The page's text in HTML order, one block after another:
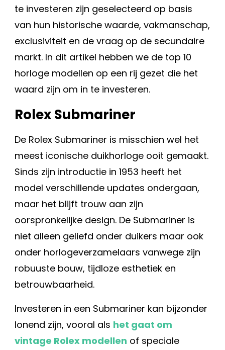
te investeren zijn geselecteerd op basis
van hun historische waarde, vakmanschap,
exclusiviteit en de vraag op de secundaire
markt. In dit artikel hebben we de top 10
horloge modellen op een rij gezet die het
waard zijn om in te investeren.
Rolex Submariner
De Rolex Submariner is misschien wel het
meest iconische duikhorloge ooit gemaakt.
Sinds zijn introductie in 1953 heeft het
model verschillende updates ondergaan,
maar het blijft trouw aan zijn
oorspronkelijke design. De Submariner is
niet alleen geliefd onder duikers maar ook
onder horlogeverzamelaars vanwege zijn
robuuste bouw, tijdloze esthetiek en
betrouwbaarheid.
Investeren in een Submariner kan bijzonder
lonend zijn, vooral als het gaat om
vintage Rolex modellen of speciale